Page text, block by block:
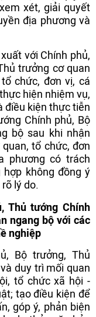
xét, giải quyết
địa phương và
với Chính phủ,
trưởng cơ quan
chức, đơn vị, cá
hiện nhiệm vụ,
điều kiện thực tiễn
Chính phủ, Bộ
bộ sau khi nhận
tổ chức, đơn
phương có trách
không đồng ý
lý do.
Thủ tướng Chính
ngang bộ với các
nghiệp
Bộ trưởng, Thủ
duy trì mối quan
tổ chức xã hội -
tạo điều kiện để
góp ý, phản biện